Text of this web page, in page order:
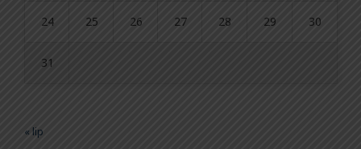
24 25 26 27 28 29 30
31
« lip